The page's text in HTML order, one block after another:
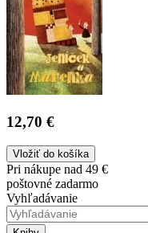
12,70 €
Vložiť do košíka
Pri nákupe nad 49 €
poštovné zadarmo
Vyhľadávanie